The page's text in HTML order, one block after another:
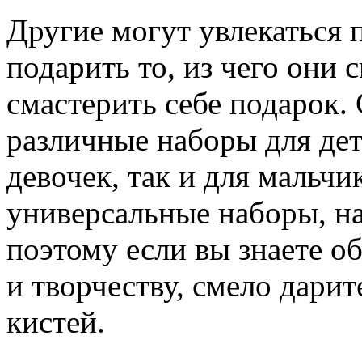
Другие могут
подарить то, из чего они
смастерить себе
различные наборы для
девочек, так и для
универсальные наборы,
поэтому если вы знаете
и творчеству, смело
кистей.